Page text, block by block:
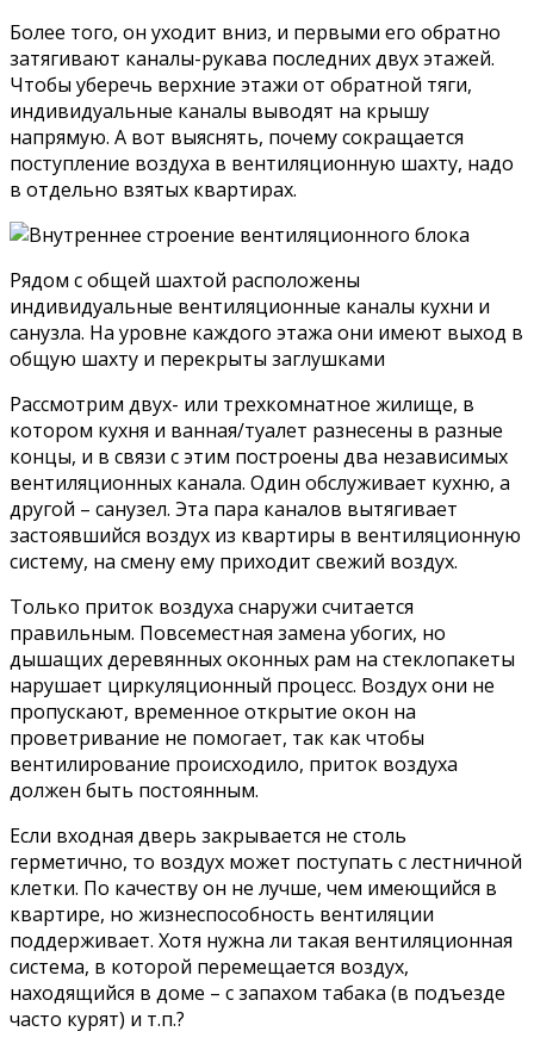
Более того, он уходит вниз, и первыми его обратно
затягивают каналы-рукава последних двух этажей.
Чтобы уберечь верхние этажи от обратной тяги,
индивидуальные каналы выводят на крышу
напрямую. А вот выяснять, почему сокращается
поступление воздуха в вентиляционную шахту, надо
в отдельно взятых квартирах.
Рядом с общей шахтой расположены
индивидуальные вентиляционные каналы кухни и
санузла. На уровне каждого этажа они имеют выход в
общую шахту и перекрыты заглушками
Рассмотрим двух- или трехкомнатное жилище, в
котором кухня и ванная/туалет разнесены в разные
концы, и в связи с этим построены два независимых
вентиляционных канала. Один обслуживает кухню, а
другой – санузел. Эта пара каналов вытягивает
застоявшийся воздух из квартиры в вентиляционную
систему, на смену ему приходит свежий воздух.
Только приток воздуха снаружи считается
правильным. Повсеместная замена убогих, но
дышащих деревянных оконных рам на стеклопакеты
нарушает циркуляционный процесс. Воздух они не
пропускают, временное открытие окон на
проветривание не помогает, так как чтобы
вентилирование происходило, приток воздуха
должен быть постоянным.
Если входная дверь закрывается не столь
герметично, то воздух может поступать с лестничной
клетки. По качеству он не лучше, чем имеющийся в
квартире, но жизнеспособность вентиляции
поддерживает. Хотя нужна ли такая вентиляционная
система, в которой перемещается воздух,
находящийся в доме – с запахом табака (в подъезде
часто курят) и т.п.?